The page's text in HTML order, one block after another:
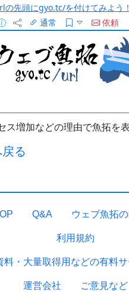
の先頭にgyo.tc/を付けてみよう！
通常
依頼